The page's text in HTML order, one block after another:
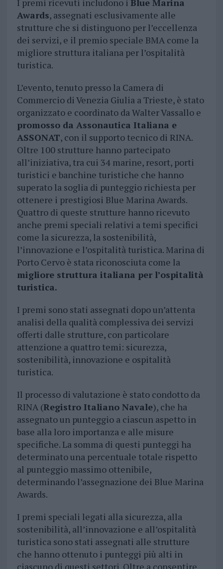
I premi ricevuti includono i Blue Marina
Awards, assegnati esclusivamente alle
strutture che si distinguono per l’eccellenza
dei servizi, e il premio speciale BMA come la
migliore struttura italiana per l’ospitalità
turistica.
L’evento, tenuto presso la Camera di
Commercio di Venezia Giulia a Trieste, è stato
organizzato e coordinato da Walter Vassallo e
promosso da Assonautica Italiana e
ASSONAT, con il supporto tecnico di RINA.
Oltre 100 strutture hanno partecipato
all’iniziativa, tra cui 34 marine, resort, porti
turistici e banchine turistiche che hanno
superato la soglia di punteggio richiesta per
ottenere i prestigiosi Blue Marina Awards.
Quattro di queste strutture hanno ricevuto
anche premi speciali relativi a temi specifici
come la sicurezza, la sostenibilità,
l’innovazione e l’ospitalità turistica. Marina di
Porto Cervo è stata riconosciuta come la
migliore struttura italiana per l’ospitalità
turistica.
I premi sono stati assegnati dopo un’attenta
analisi della qualità complessiva dei servizi
offerti dalle strutture, con particolare
attenzione a quattro temi: sicurezza,
sostenibilità, innovazione e ospitalità
turistica.
Il processo di valutazione è stato condotto da
RINA (Registro Italiano Navale), che ha
assegnato un punteggio a ciascun aspetto in
base alla loro importanza e alle misure
specifiche. La somma di questi punteggi ha
determinato una percentuale totale rispetto
al punteggio massimo ottenibile,
determinando l’assegnazione dei Blue Marina
Awards.
I premi speciali legati alla sicurezza, alla
sostenibilità, all’innovazione e all’ospitalità
turistica sono stati assegnati alle strutture
che hanno ottenuto i punteggi più alti in